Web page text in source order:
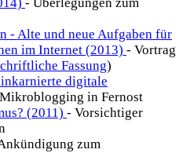
- Überlegungen zum
- Alte und neue Aufgaben für
im Internet (2013) - Vortrag
Fassung)
digitale
in Fernost
(2011) - Vorsichtiger
zum